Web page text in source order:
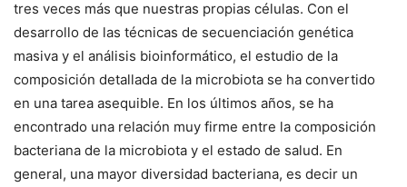
tres veces más que nuestras propias células. Con el
desarrollo de las técnicas de secuenciación genética
masiva y el análisis bioinformático, el estudio de la
composición detallada de la microbiota se ha convertido
en una tarea asequible. En los últimos años, se ha
encontrado una relación muy firme entre la composición
bacteriana de la microbiota y el estado de salud. En
general, una mayor diversidad bacteriana, es decir un